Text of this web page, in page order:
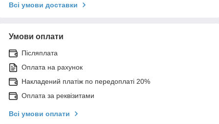
Всі умови доставки
Умови оплати
Післяплата
Оплата на рахунок
Накладений платіж по передоплаті 20%
Оплата за реквізитами
Всі умови оплати